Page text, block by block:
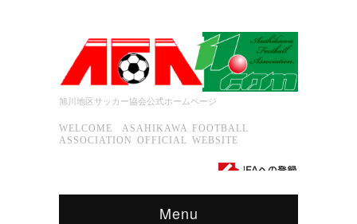
旭川地区サッカー協会公式ホームページ
WELCOME ASAHIKAWA FOOTBALL
ASSOCIATION OFFICIAL WEBSITE
Menu